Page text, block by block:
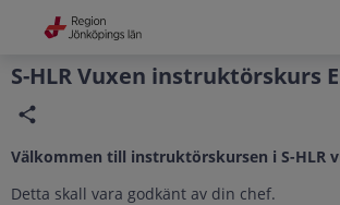
Grade
Portal
S-HLR Vuxen instruktörskurs
Välkommen till instruktörskursen i S-HLR
Detta skall vara godkänt av din chef.